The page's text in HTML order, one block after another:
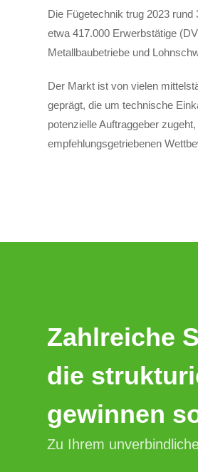
Die Fügetechnik trug 2023
etwa 417.000 Erwerbstätige
Metallbaubetriebe und
Der Markt ist von vielen
geprägt, die um technische
potenzielle Auftraggeber
empfehlungsgetriebenen
Zahlreiche
die
gewinnen
Zu Ihrem